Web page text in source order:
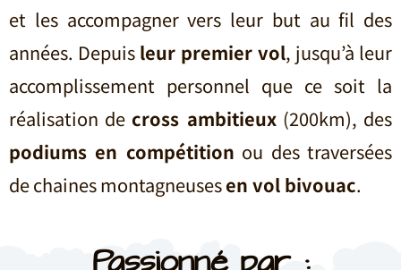
et les accompagner vers leur but au fil des
années. Depuis leur premier vol, jusqu’à leur
accomplissement personnel que ce soit la
réalisation de cross ambitieux(200km), des
podiums en compétition ou des traversées
de chaines montagneusesen vol bivouac.